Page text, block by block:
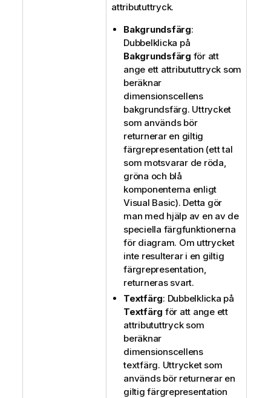
attribututtryck.
Bakgrundsfärg:
Dubbelklicka på
Bakgrundsfärg för att
ange ett attribututtryck som
beräknar
dimensionscellens
bakgrundsfärg. Uttrycket
som används bör
returnerar en giltig
färgrepresentation (ett tal
som motsvarar de röda,
gröna och blå
komponenterna enligt
Visual Basic). Detta gör
man med hjälp av en av de
speciella färgfunktionerna
för diagram. Om uttrycket
inte resulterar i en giltig
färgrepresentation,
returneras svart.
Textfärg: Dubbelklicka på
Textfärg för att ange ett
attribututtryck som
beräknar
dimensionscellens
textfärg. Uttrycket som
används bör returnerar en
giltig färgrepresentation